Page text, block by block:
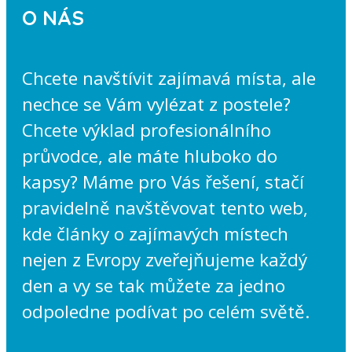
O NÁS
Chcete navštívit zajímavá místa, ale
nechce se Vám vylézat z postele?
Chcete výklad profesionálního
průvodce, ale máte hluboko do
kapsy? Máme pro Vás řešení, stačí
pravidelně navštěvovat tento web,
kde články o zajímavých místech
nejen z Evropy zveřejňujeme každý
den a vy se tak můžete za jedno
odpoledne podívat po celém světě.